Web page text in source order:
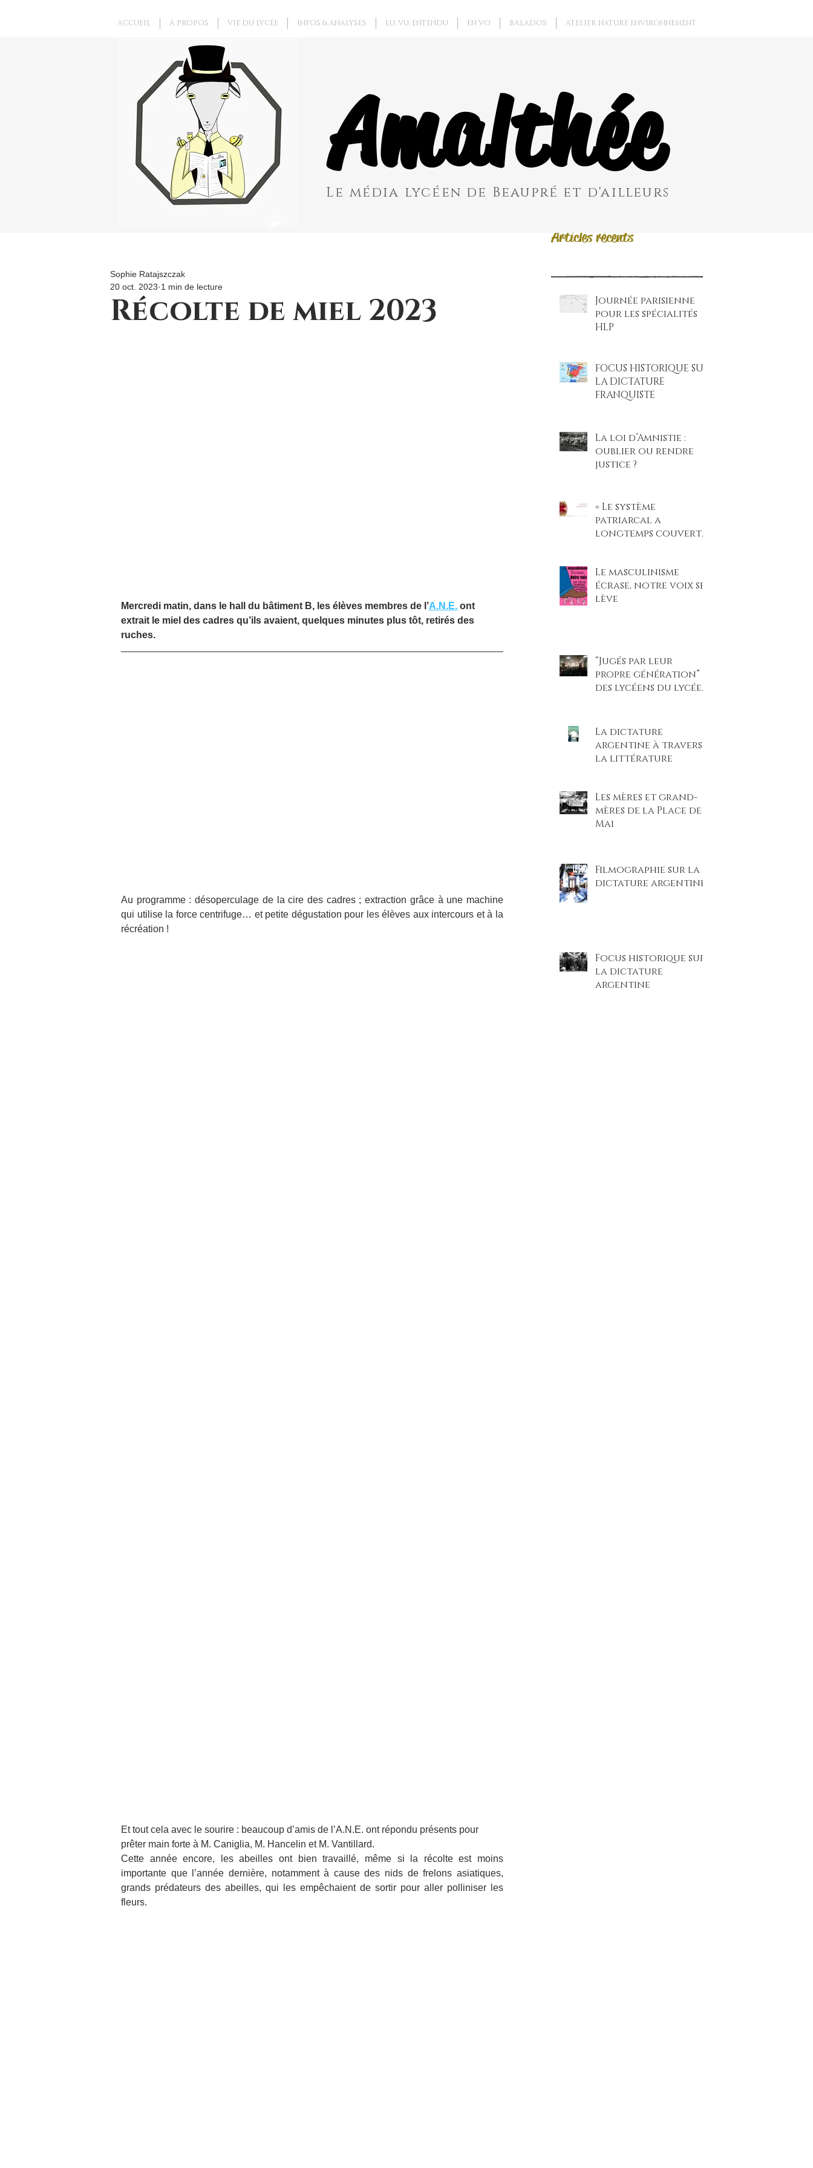
Revenez bientôt
Dès que de
nouveaux posts
seront publiés,
Articles récents
Récolte de miel 2023
Sophie Ratajszczak
20 oct. 2023 1 min de lecture
Mercredi matin, dans le hall du bâtiment B, les élèves membres de l’A.N.E. ont
extrait le miel des cadres qu’ils avaient, quelques minutes plus tôt, retirés des
ruches.
Au programme : désoperculage de la cire des cadres ; extraction grâce à une machine
qui utilise la force centrifuge… et petite dégustation pour les élèves aux intercours et à la
récréation !
Et tout cela avec le sourire : beaucoup d’amis de l’A.N.E. ont répondu présents pour
prêter main forte à M. Caniglia, M. Hancelin et M. Vantillard.
Cette année encore, les abeilles ont bien travaillé, même si la récolte est moins
importante que l’année dernière, notamment à cause des nids de frelons asiatiques,
grands prédateurs des abeilles, qui les empêchaient de sortir pour aller polliniser les
fleurs.
Journée parisienne
pour les spécialités
HLP
FOCUS HISTORIQUE SUR
LA DICTATURE
FRANQUISTE
La loi d’Amnistie :
oublier ou rendre
justice ?
« Le système
patriarcal a
longtemps couvert
femmes »
Le masculinisme
écrase, notre voix se
lève
“Jugés par leur
propre génération” :
des lycéens du lycée
climatique
percutant
La dictature
argentine à travers
la littérature
Les mères et grand-
mères de la Place de
Mai
Filmographie sur la
dictature argentine
Focus historique sur
la dictature
argentine
ACCUEIL À PROPOS VIE DU LYCÉE INFOS & ANALYSES LU, VU, ENTENDU EN VO BALADOS ATELIER NATURE ENVIRONNEMENT
Le média lycéen de Beaupré et d'ailleurs
Amalthée